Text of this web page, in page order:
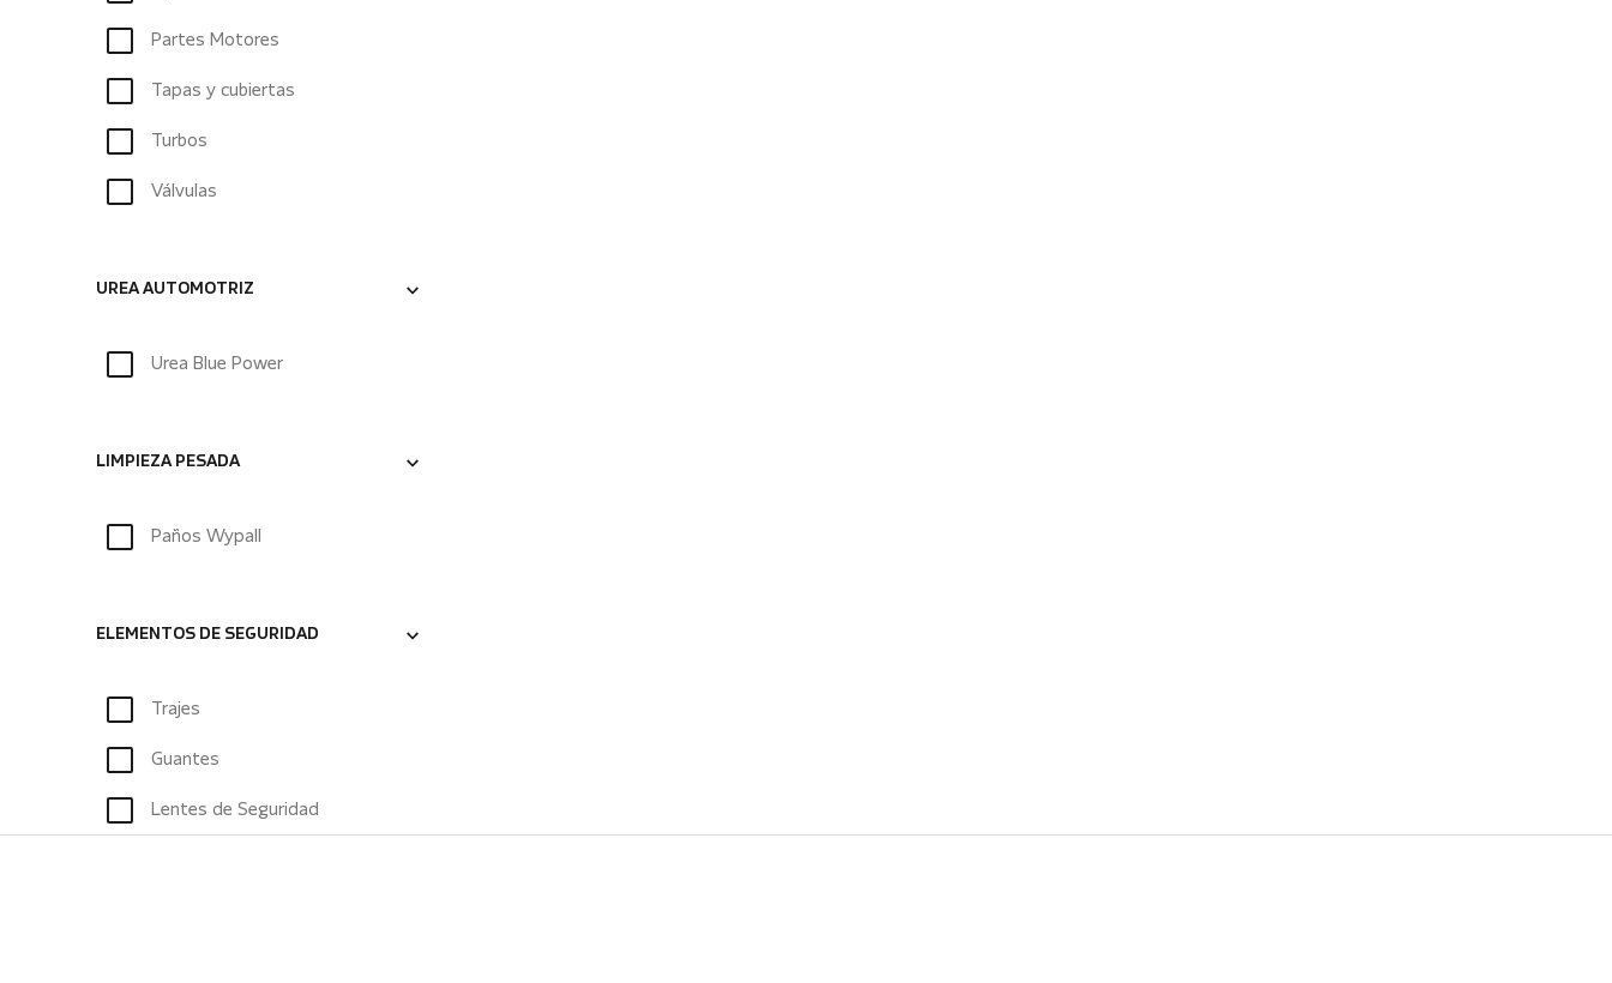
Partes Motores
Tapas y cubiertas
Turbos
Válvulas
UREA AUTOMOTRIZ
Urea Blue Power
LIMPIEZA PESADA
Paños Wypall
ELEMENTOS DE SEGURIDAD
Trajes
Guantes
Lentes de Seguridad